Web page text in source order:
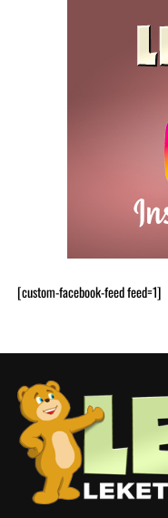
[custom-facebook-feed feed=1]